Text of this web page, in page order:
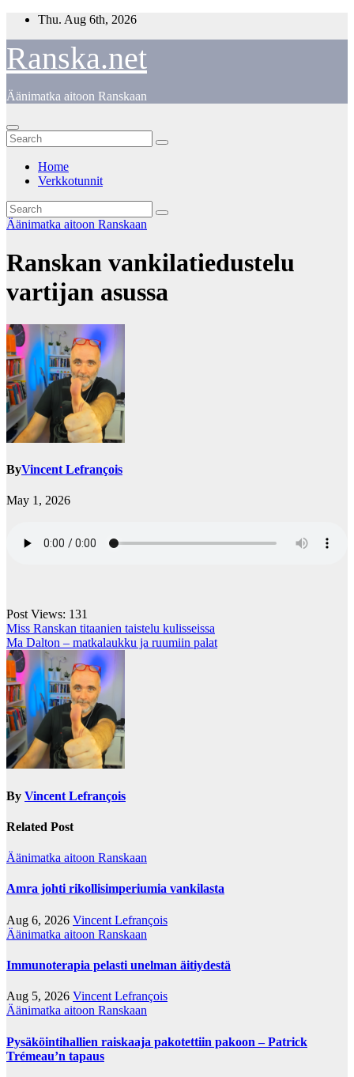
Skip
content
Thu. Aug 6th, 2026
Ranska.net
Äänimatka aitoon Ranskaan
Home
Verkkotunnit
Äänimatka aitoon Ranskaan
Ranskan vankilatiedustelu
vartijan asussa
ByVincent Lefrançois
May 1, 2026
Post Views: 131
Post
navigation
Miss Ranskan titaanien taistelu kulisseissa
Ma Dalton – matkalaukku ja ruumiin palat
By Vincent Lefrançois
Related Post
Äänimatka aitoon Ranskaan
Amra johti rikollisimperiumia vankilasta
Aug 6, 2026 Vincent Lefrançois
Äänimatka aitoon Ranskaan
Immunoterapia pelasti unelman äitiydestä
Aug 5, 2026 Vincent Lefrançois
Äänimatka aitoon Ranskaan
Pysäköintihallien raiskaaja pakotettiin pakoon – Patrick
Trémeau’n tapaus